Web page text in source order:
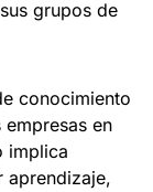
grupos de
conocimiento
en
implica
aprendizaje,